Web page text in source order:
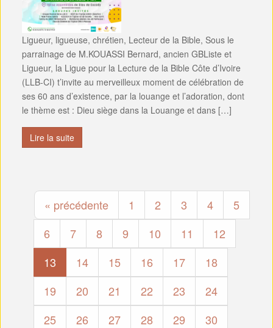
Ligueur, ligueuse, chrétien, Lecteur de la Bible, Sous le
parrainage de M.KOUASSI Bernard, ancien GBListe et
Ligueur, la Ligue pour la Lecture de la Bible Côte d’Ivoire
(LLB-CI) t’invite au merveilleux moment de célébration de
ses 60 ans d’existence, par la louange et l’adoration, dont
le thème est : Dieu siège dans la Louange et dans […]
Lire la suite
« précédente 1 2 3 4
5
6
7 8 9 10 11
12
13
14 15 16 17
18
19
20 21 22 23
24
25
26 27 28 29
30